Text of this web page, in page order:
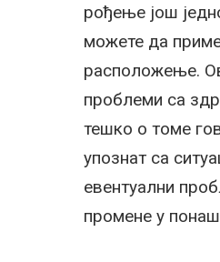
рођење још
можете да
расположење.
проблеми са
тешко о томе
упознат са
евентуални
промене у